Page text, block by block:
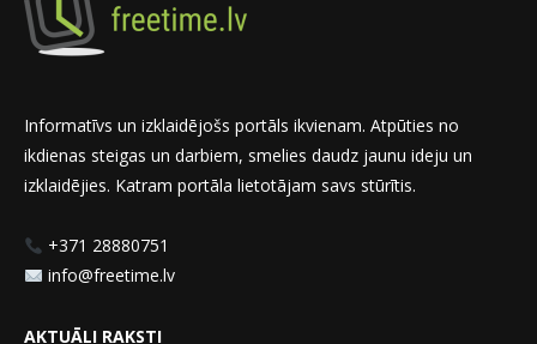
Informatīvs un izklaidējošs portāls ikvienam. Atpūties no
ikdienas steigas un darbiem, smelies daudz jaunu ideju un
izklaidējies. Katram portāla lietotājam savs stūrītis.
+371 28880751
info@freetime.lv
AKTUĀLI RAKSTI